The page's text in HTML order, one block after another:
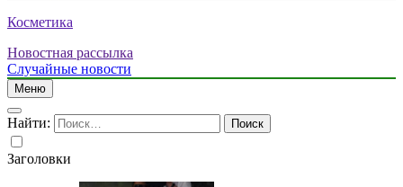
Косметика
Новостная рассылка
Случайные новости
Меню
Найти:
Заголовки